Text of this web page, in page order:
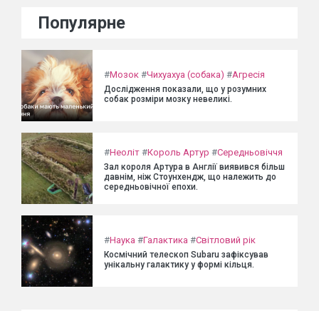
Популярне
#Мозок #Чихуахуа (собака) #Агресія
Дослідження показали, що у розумних
собак розміри мозку невеликі.
#Неоліт #Король Артур #Середньовіччя
Зал короля Артура в Англії виявився більш
давнім, ніж Стоунхендж, що належить до
середньовічної епохи.
#Наука #Галактика #Світловий рік
Космічний телескоп Subaru зафіксував
унікальну галактику у формі кільця.